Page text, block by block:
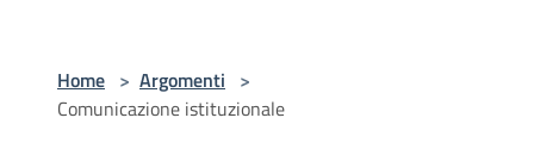
Home > Argomenti >
Comunicazione istituzionale